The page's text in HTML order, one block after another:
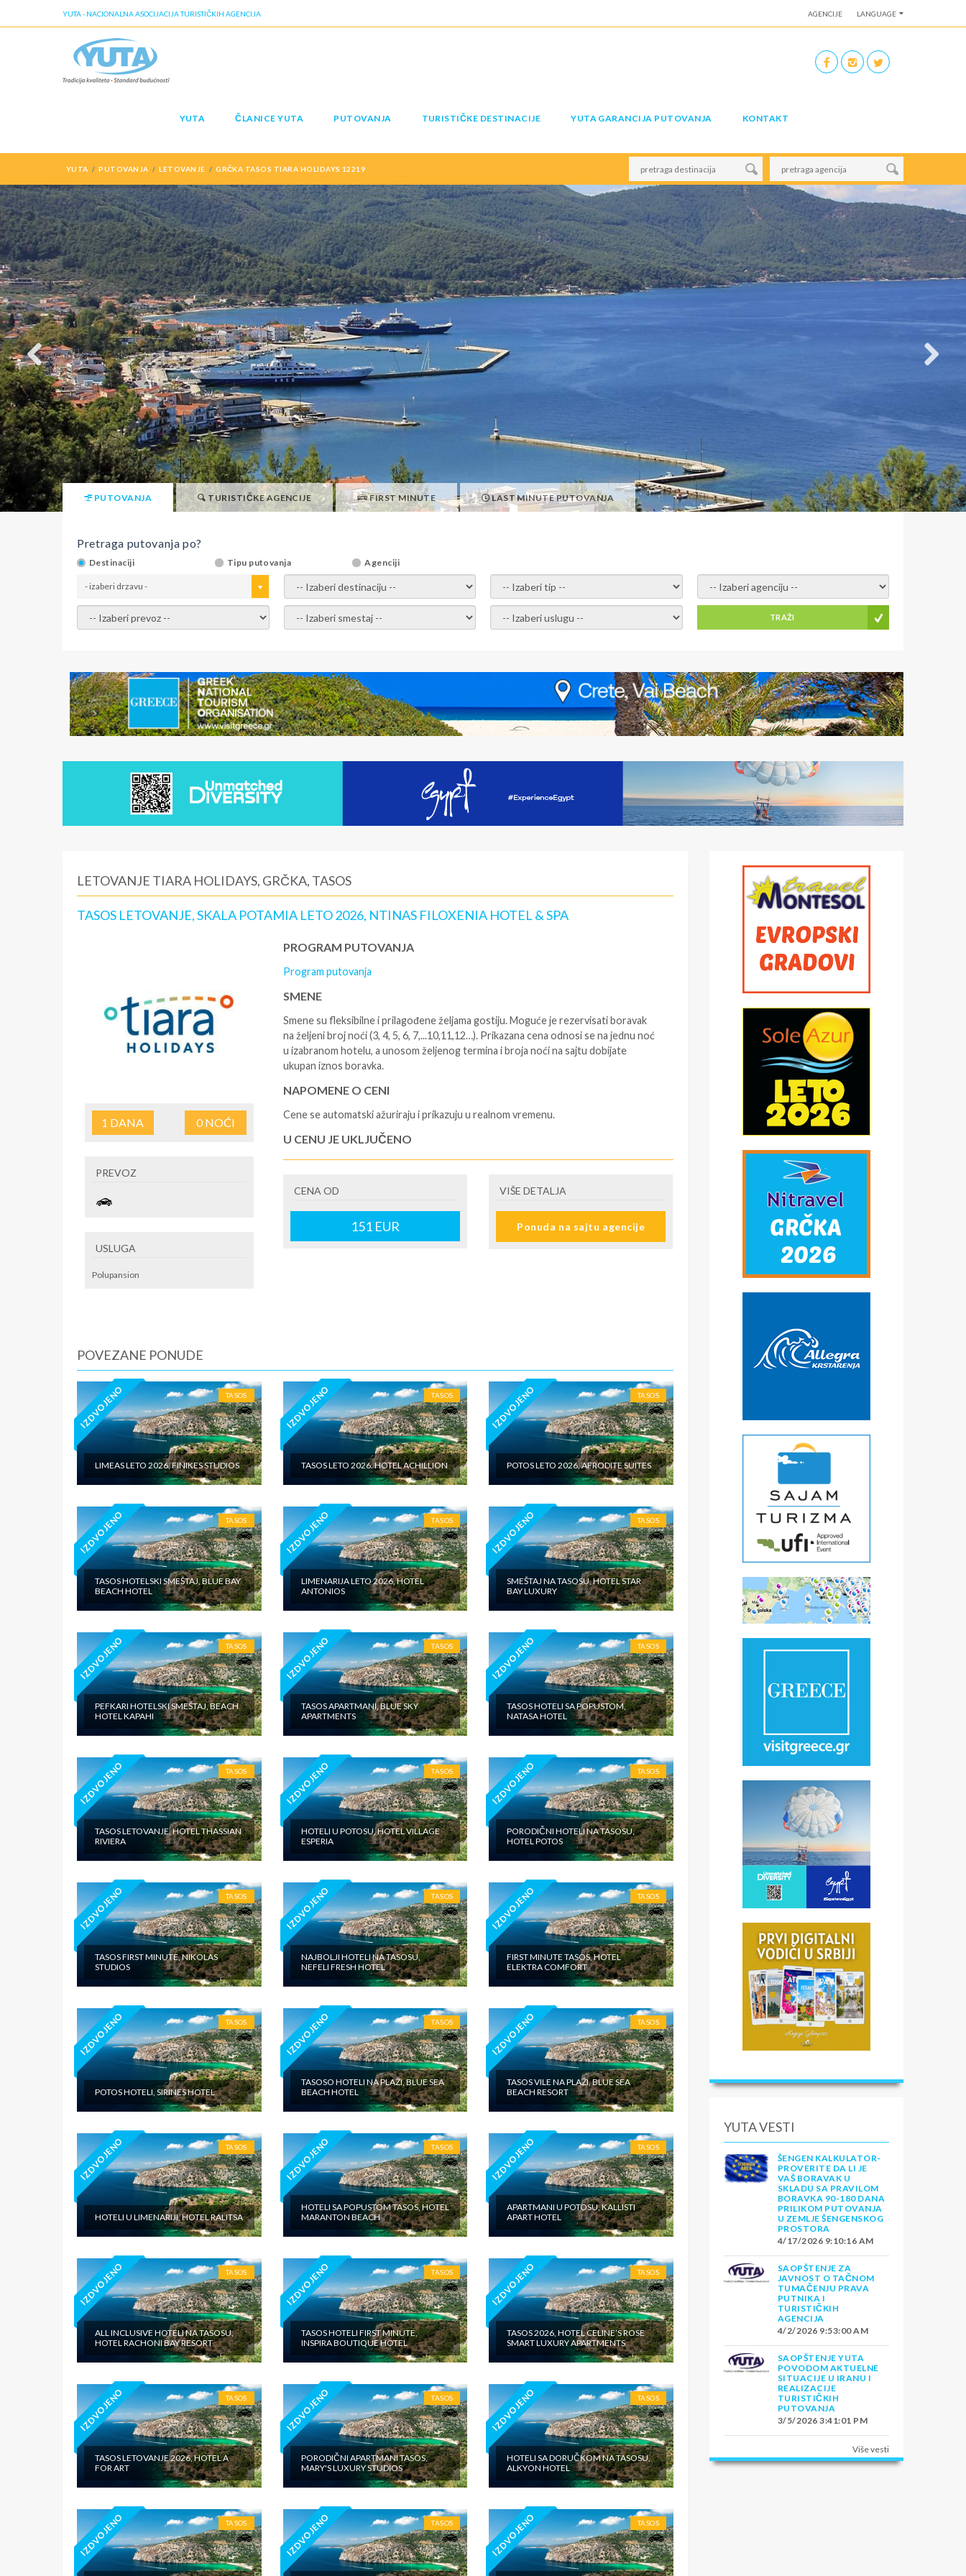
AGENCIJE LANGUAGE
YUTA - NACIONALNA ASOCIJACIJA TURISTIČKIH AGENCIJA
YUTA ČLANICE YUTA PUTOVANJA TURISTIČKE DESTINACIJE YUTA GARANCIJA PUTOVANJA KONTAKT
YUTA PUTOVANJA LETOVANJE GRČKA TASOS TIARA HOLIDAYS 12219
SKALA POTAMIA LETO 2026, NTINAS FILOXENIA HOTEL & SPA
PUTOVANJA TURISTIČKE AGENCIJE FIRST MINUTE LAST MINUTE PUTOVANJA
Pretraga putovanja po?
Destinaciji Tipu putovanja Agenciji
- izaberi drzavu - - izaberi destinaciju - - izaberi tip - - izaberi agenciju -
- izaberi prevoz - - Izaberite smestaj - - Izaberite uslugu - TRAŽI
LETOVANJE TIARA HOLIDAYS, GRČKA, TASOS
TASOS LETOVANJE, SKALA POTAMIA LETO 2026, NTINAS FILOXENIA HOTEL & SPA
1 DANA 0NOĆI
PREVOZ
USLUGA
Polupansion
PROGRAM PUTOVANJA
Program putovanja
SMENE
Smene su fleksibilne i prilagođene željama gostiju. Moguće je rezervisati boravak
na željeni broj noći (3, 4, 5, 6, 7,...10,11,12…). Prikazana cena odnosi se na jednu noć
u izabranom hotelu, a unosom željenog termina i broja noći na sajtu dobijate
ukupan iznos boravka.
NAPOMENE O CENI
Cene se automatski ažuriraju i prikazuju u realnom vremenu.
U CENU JE UKLJUČENO
- rezervisane i potvrđene usluge u izabranoj smeštajnoj jedinici prema opisu -
putovanja
- boravišne takse (naknada za otpornost na klimatsku krizu) na destinaciji, plaćaju
plaćaju u valuti domicilne zemlje na licu mesta. - individualne troškove
CENA OD
151EUR
VIŠE DETALJA
Ponuda na sajtu agencije
POVEZANE PONUDE
IZDVOJENO TASOS
LIMEAS LETO 2026, FINIKES STUDIOS
IZDVOJENO TASOS
TASOS LETO 2026. HOTEL ACHILLION
IZDVOJENO TASOS
POTOS LETO 2026, AFRODITE SUITES
IZDVOJENO TASOS
TASOS HOTELSKI SMEŠTAJ, BLUE BAY
BEACH HOTEL
IZDVOJENO TASOS
LIMENARIJA LETO 2026, HOTEL
ANTONIOS
IZDVOJENO TASOS
SMEŠTAJ NA TASOSU, HOTEL STAR
BAY LUXURY
IZDVOJENO TASOS
PEFKARI HOTELSKI SMEŠTAJ, BEACH
HOTEL KAPAHI
IZDVOJENO TASOS
TASOS APARTMANI, BLUE SKY
APARTMENTS
IZDVOJENO TASOS
TASOS HOTELI SA POPUSTOM,
NATASA HOTEL
IZDVOJENO TASOS
TASOS LETOVANJE, HOTEL THASSIAN
RIVIERA
IZDVOJENO TASOS
HOTELI U POTOSU, HOTEL VILLAGE
ESPERIA
IZDVOJENO TASOS
PORODIČNI HOTELI NA TASOSU,
HOTEL POTOS
IZDVOJENO TASOS
TASOS FIRST MINUTE, NIKOLAS
STUDIOS
IZDVOJENO TASOS
NAJBOLJI HOTELI NA TASOSU,
NEFELI FRESH HOTEL
IZDVOJENO TASOS
FIRST MINUTE TASOS, HOTEL
ELEKTRA COMFORT
IZDVOJENO TASOS
POTOS HOTELI, SIRINES HOTEL
IZDVOJENO TASOS
TASOSO HOTELI NA PLAŽI, BLUE SEA
BEACH HOTEL
IZDVOJENO TASOS
TASOS VILE NA PLAŽI, BLUE SEA
BEACH RESORT
IZDVOJENO TASOS
HOTELI U LIMENARIJI, HOTEL RALITSA
IZDVOJENO TASOS
HOTELI SA POPUSTOM TASOS, HOTEL
MARANTON BEACH
IZDVOJENO TASOS
APARTMANI U POTOSU, KALLISTI
APART HOTEL
IZDVOJENO TASOS
ALL INCLUSIVE HOTELI NA TASOSU,
HOTEL RACHONI BAY RESORT
IZDVOJENO TASOS
TASOS HOTELI FIRST MINUTE,
INSPIRA BOUTIQUE HOTEL
IZDVOJENO TASOS
TASOS 2026, HOTEL CELINE’S ROSE
SMART LUXURY APARTMENTS
IZDVOJENO TASOS
TASOS LETOVANJE 2026, HOTEL A
FOR ART
IZDVOJENO TASOS
PORODIČNI APARTMANI TASOS,
MARY'S LUXURY STUDIOS
IZDVOJENO TASOS
HOTELI SA DORUČKOM NA TASOSU,
ALKYON HOTEL
IZDVOJENO TASOS IZDVOJENO TASOS IZDVOJENO TASOS
YUTA VESTI
ŠENGEN KALKULATOR-
PROVERITE DA LI JE
VAŠ BORAVAK U
SKLADU SA PRAVILOM
BORAVKA 90-180 DANA
PRILIKOM PUTOVANJA
U ZEMLJE ŠENGENSKOG
PROSTORA
4/17/2026 9:10:16 AM
SAOPŠTENJE ZA
JAVNOST O TAČNOM
TUMAČENJU PRAVA
PUTNIKA I
TURISTIČKIH
AGENCIJA
4/2/2026 9:53:00 AM
SAOPŠTENJE YUTA
POVODOM AKTUELNE
SITUACIJE U IRANU I
REALIZACIJE
TURISTIČKIH
PUTOVANJA
3/5/2026 3:41:01 PM
Više vesti